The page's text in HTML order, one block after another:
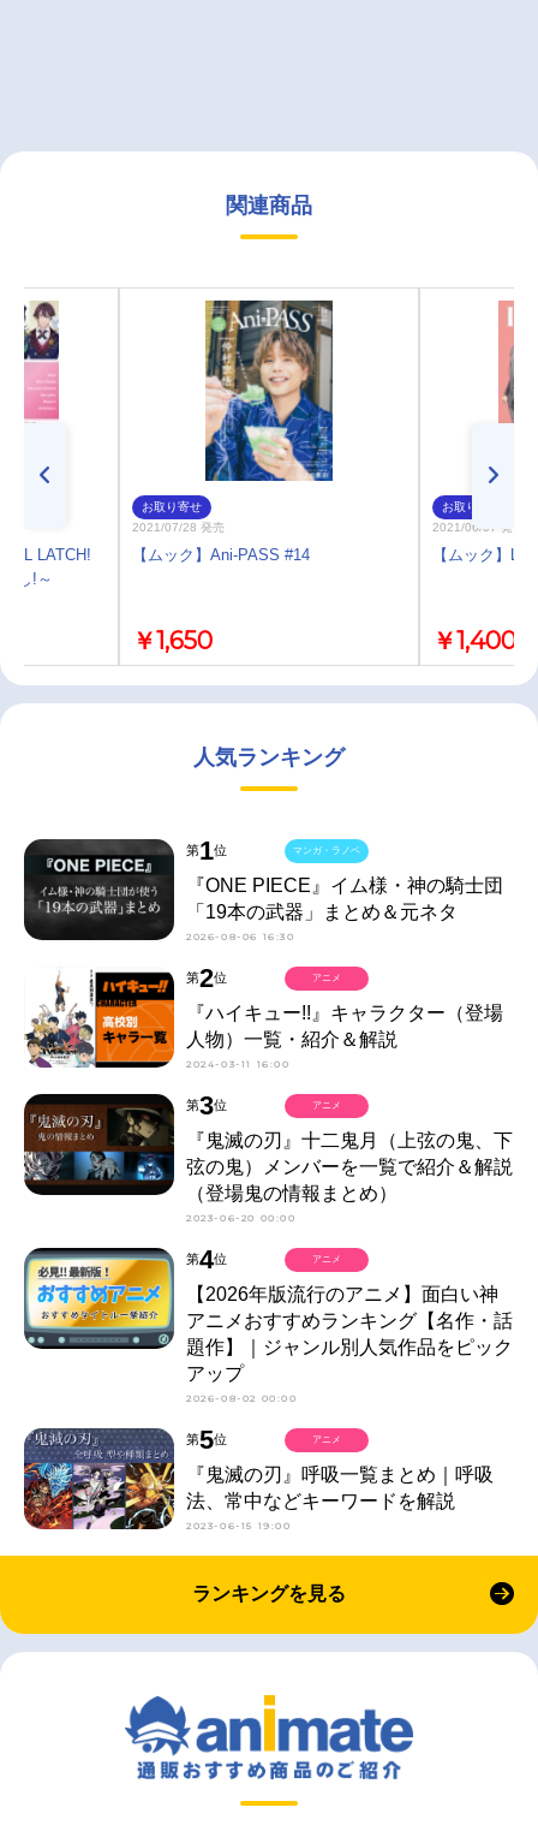
関連商品
LATCH!
し!～
お取り寄せ
2021/07/28 発売
【ムック】Ani-PASS #14
￥1,650
お取り寄せ
2021/06/07 発売
【ムック】
￥1,400
人気ランキング
第1位
『ONE PIECE』イム様・神の騎士団
「19本の武器」まとめ＆元ネタ
2026-08-06 16:30
マンガ・ラノベ
第2位
『ハイキュー!!』キャラクター（登場
人物）一覧・紹介＆解説
2024-03-11 16:00
アニメ
第3位
『鬼滅の刃』十二鬼月（上弦の鬼、下
弦の鬼）メンバーを一覧で紹介＆解説
（登場鬼の情報まとめ）
2023-06-20 00:00
アニメ
第4位
【2026年版流行のアニメ】面白い神
アニメおすすめランキング【名作・話
題作】｜ジャンル別人気作品をピック
アップ
2026-08-02 00:00
アニメ
第5位
『鬼滅の刃』呼吸一覧まとめ｜呼吸
法、常中などキーワードを解説
2023-06-15 19:00
アニメ
ランキングを見る